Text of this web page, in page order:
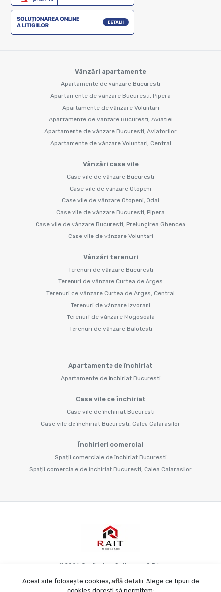
Vânzări apartamente
Apartamente de vânzare Bucuresti
Apartamente de vânzare Bucuresti, Pipera
Apartamente de vânzare Voluntari
Apartamente de vânzare Bucuresti, Aviatiei
Apartamente de vânzare Bucuresti, Aviatorilor
Apartamente de vânzare Voluntari, Central
Vânzări case vile
Case vile de vânzare Bucuresti
Case vile de vânzare Otopeni
Case vile de vânzare Otopeni, Odai
Case vile de vânzare Bucuresti, Pipera
Case vile de vânzare Bucuresti, Prelungirea Ghencea
Case vile de vânzare Voluntari
Vânzări terenuri
Terenuri de vânzare Bucuresti
Terenuri de vânzare Curtea de Arges
Terenuri de vânzare Curtea de Arges, Central
Terenuri de vânzare Izvorani
Terenuri de vânzare Mogosoaia
Terenuri de vânzare Balotesti
Apartamente de închiriat
Apartamente de închiriat Bucuresti
Case vile de închiriat
Case vile de închiriat Bucuresti
Case vile de închiriat Bucuresti, Calea Calarasilor
Închirieri comercial
Spații comerciale de închiriat Bucuresti
Spații comerciale de închiriat Bucuresti, Calea Calarasilor
©2026Grafie Apo Spitya.mu S.R.L.
Acest site folosește cookies, află detalii. Alege ce tipuri de
cookies dorești să permitem: